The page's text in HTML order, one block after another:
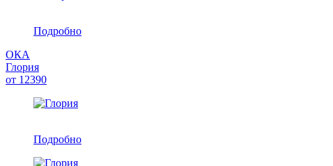
Подробно
ОКА
Глория
от 12390
Подробно